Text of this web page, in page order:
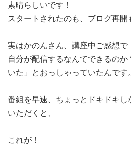
素晴らしいです！
スタートされたのも、ブログ再開
実はかのんさん、講座中ご感想で
自分が配信するなんてできるのか
いた」とおっしゃっていたんです
番組を早速、ちょっとドキドキし
いただくと、
これが！